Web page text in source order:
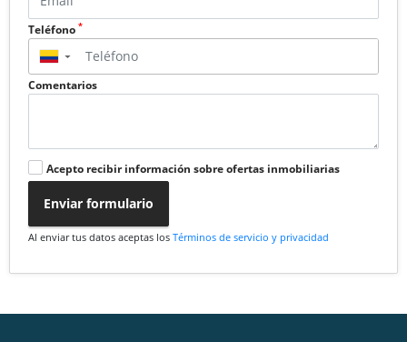
Teléfono *
▼
Comentarios
Acepto recibir información sobre ofertas inmobiliarias
Enviar formulario
Al enviar tus datos aceptas los Términos de servicio y privacidad